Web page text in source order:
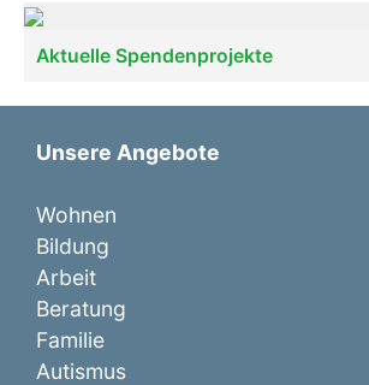
Aktuelle Spendenprojekte
Unsere Angebote
Wohnen
Bildung
Arbeit
Beratung
Familie
Autismus